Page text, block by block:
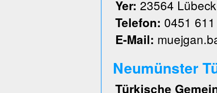
Yer: 23564 Lübeck
Telefon: 0451
E-Mail:
Neumünster
Türkische